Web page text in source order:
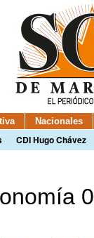
Nacionales
CDI Hugo Chávez